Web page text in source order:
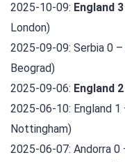
2025-10-09: England 3
London)
2025-09-09: Serbia 0 –
Beograd)
2025-09-06: England 2
2025-06-10: England 1
Nottingham)
2025-06-07: Andorra 0